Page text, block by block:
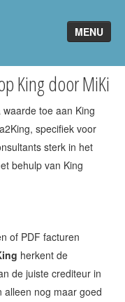
MENU
King door MiKi
toe aan King
specifiek voor
sterk in het
behulp van King
of PDF facturen
herkent de
de juiste crediteur in
alleen nog maar goed